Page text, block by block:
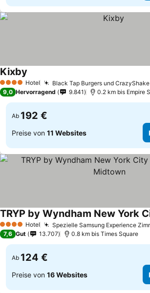
4 Sterne Hotel Black Tap Burgers und
Kixby
9,0 Hervorragend 9.841 0.2 km bis Empire
Ab 192 €
Preise von 11 Websites
4 Sterne Hotel Spezielle Samsung Experience
7,6 Gut 13.707 0.8 km bis Times Square
Ab 124 €
Preise von 16 Websites